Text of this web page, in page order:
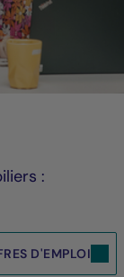
:
D'EMPLOI